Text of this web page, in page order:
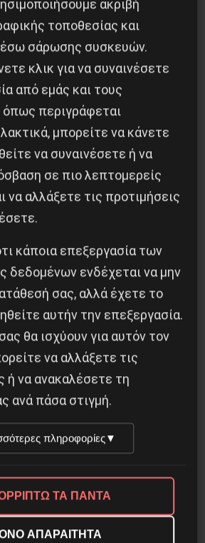
μανιφέστο του Ράμα
ακριβή
τοποθεσίας και
σάρωσης συσκευών.
κλικ για να συναινέσετε
από εμάς και τους
περιγράφεται
μπορείτε να κάνετε
να συναινέσετε ή να
σε πιο λεπτομερείς
να αλλάξετε τις προτιμήσεις
κάποια επεξεργασία των
δεδομένων ενδέχεται να μην
σας, αλλά έχετε το
αυτήν την επεξεργασία.
θα ισχύουν για αυτόν τον
να αλλάξετε τις
ή να ανακαλέσετε τη
ανά πάσα στιγμή.
πληροφορίες▼
ΤΑ ΠΑΝΤΑ
ΑΠΑΡΑΙΤΗΤΑ